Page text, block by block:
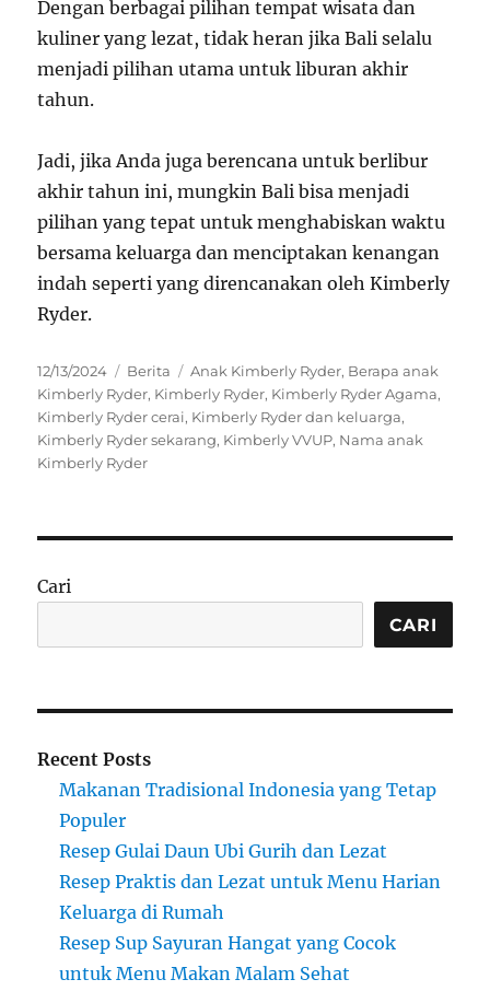
Dengan berbagai pilihan tempat wisata dan
kuliner yang lezat, tidak heran jika Bali selalu
menjadi pilihan utama untuk liburan akhir
tahun.
Jadi, jika Anda juga berencana untuk berlibur
akhir tahun ini, mungkin Bali bisa menjadi
pilihan yang tepat untuk menghabiskan waktu
bersama keluarga dan menciptakan kenangan
indah seperti yang direncanakan oleh Kimberly
Ryder.
Posted
on
12/13/2024 Categories
Berita Tags
Anak Kimberly Ryder, Berapa anak
Kimberly Ryder, Kimberly Ryder, Kimberly Ryder Agama,
Kimberly Ryder cerai, Kimberly Ryder dan keluarga,
Kimberly Ryder sekarang, Kimberly VVUP, Nama anak
Kimberly Ryder
Cari
CARI
Recent Posts
Makanan Tradisional Indonesia yang Tetap
Populer
Resep Gulai Daun Ubi Gurih dan Lezat
Resep Praktis dan Lezat untuk Menu Harian
Keluarga di Rumah
Resep Sup Sayuran Hangat yang Cocok
untuk Menu Makan Malam Sehat